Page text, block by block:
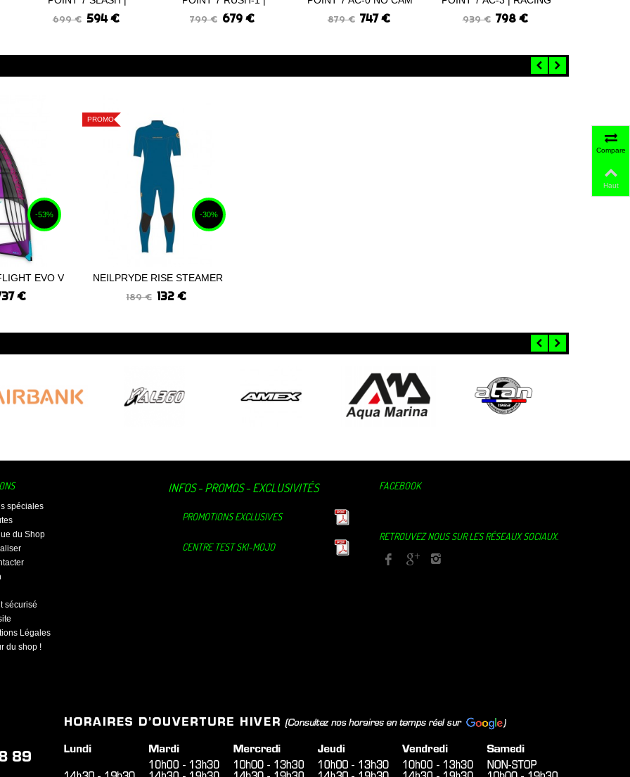
FREESTYLE 2026
699 € 594 €
CROSSRIDE 2026
799 € 679 €
RACE 2026
879 € 747 €
2026
939 € 798 €
-53%
EVO V
€
PROMO
-30%
Commander
NEILPRYDE RISE STEAMER
BZ 3-2 2022
189 € 132 €
spéciales
du Shop
sécurisé
Légales
du shop !
INFOS - PROMOS - EXCLUSIVITÉS
PROMOTIONS EXCLUSIVES
CENTRE TEST SKI-MOJO
FACEBOOK
RETROUVEZ NOUS SUR LES RÉSEAUX SOCIAUX.
Comparer
Haut